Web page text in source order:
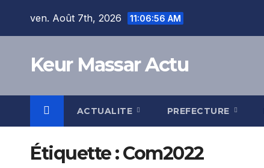
ven. Août 7th, 2026 11:06:56 AM
Keur Massar Actu
ACTUALITE PREFECTURE
Étiquette :Com2022